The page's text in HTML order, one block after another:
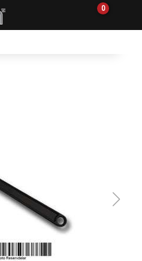
0
Reservdelar
Sprängskisser